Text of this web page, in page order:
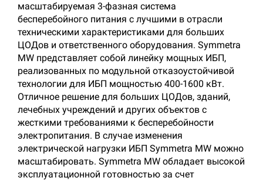
масштабируемая 3-фазная система
бесперебойного питания с лучшими в отрасли
техническими характеристиками для больших
ЦОДов и ответственного оборудования. Symmetra
MW представляет собой линейку мощных ИБП,
реализованных по модульной отказоустойчивой
технологии для ИБП мощностью 400-1600 кВт.
Отличное решение для больших ЦОДов, зданий,
лечебных учреждений и других объектов с
жесткими требованиями к бесперебойности
электропитания. В случае изменения
электрической нагрузки ИБП Symmetra MW можно
масштабировать. Symmetra MW обладает высокой
эксплуатационной готовностью за счет